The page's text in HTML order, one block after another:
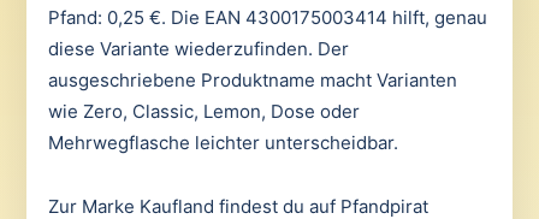
Pfand: 0,25 €. Die EAN 4300175003414 hilft, genau
diese Variante wiederzufinden. Der
ausgeschriebene Produktname macht Varianten
wie Zero, Classic, Lemon, Dose oder
Mehrwegflasche leichter unterscheidbar.
Zur Marke Kaufland findest du auf Pfandpirat